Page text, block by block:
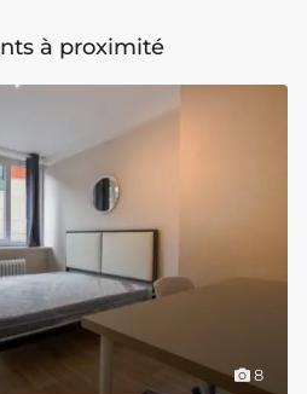
à proximité
8